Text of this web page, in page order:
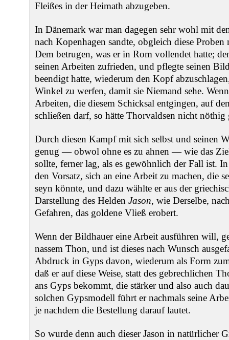
Fleißes in der Heimath abzugeben.
In Dänemark war man dagegen sehr wohl mit
nach Kopenhagen sandte, obgleich diese
Dem betrugen, was er in Rom vollendet hatte;
seinen Arbeiten zufrieden, und pflegte seinen
beendigt hatte, wiederum den Kopf
Winkel zu werfen, damit sie Niemand sehe.
Arbeiten, die diesem Schicksal entgingen, auf
schließen darf, so hätte Thorvaldsen nicht nöthig
Durch diesen Kampf mit sich selbst und seinen
genug — obwol ohne es zu ahnen — wie das
sollte, ferner lag, als es gewöhnlich der Fall ist.
den Vorsatz, sich an eine Arbeit zu machen, die
seyn könnte, und dazu wählte er aus der
Darstellung des Helden Jason, wie Derselbe,
Gefahren, das goldene Vließ erobert.
Wenn der Bildhauer eine Arbeit ausführen will,
nassem Thon, und ist dieses nach Wunsch
Abdruck in Gyps davon, wiederum als Form
daß er auf diese Weise, statt des gebrechlichen
ans Gyps bekommt, die stärker und also auch
solchen Gypsmodell führt er nachmals seine
je nachdem die Bestellung darauf lautet.
So wurde denn auch dieser Jason in natürlicher